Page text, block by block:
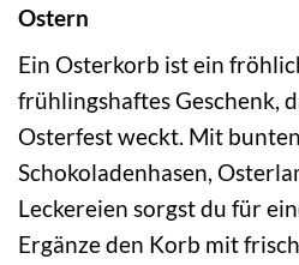
Ostern
Ein Osterkorb ist ein
frühlingshaftes Geschenk,
Osterfest weckt. Mit
Schokoladenhasen,
Leckereien sorgst du für
Ergänze den Korb mit